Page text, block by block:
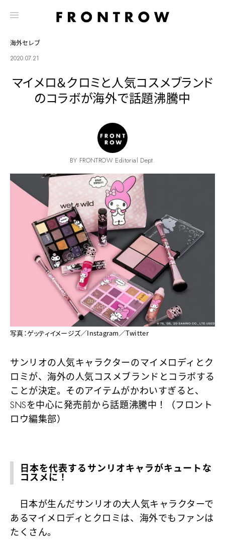
海外セレブ
2020.07.21
マイメロ＆クロミと人気コスメブランド
のコラボが海外で話題沸騰中
BY FRONTROW Editorial Dept.
写真：ゲッティイメージズ／Instagram／Twitter
サンリオの人気キャラクターのマイメロディとク
ロミが、海外の人気コスメブランドとコラボする
ことが決定。そのアイテムがかわいすぎると、
SNSを中心に発売前から話題沸騰中！（フロント
ロウ編集部）
日本を代表するサンリオキャラがキュートな
コスメに！
日本が生んだサンリオの大人気キャラクターで
あるマイメロディとクロミは、海外でもファンは
たくさん。